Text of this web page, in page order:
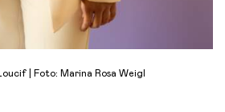
| Foto: Marina Rosa Weigl